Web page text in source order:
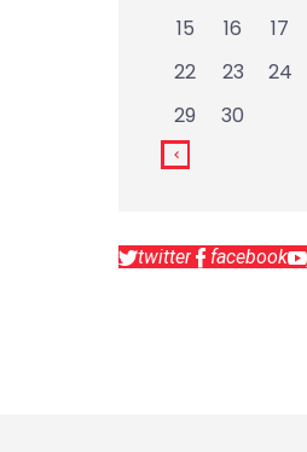
15
16 17
22
23 24
29
30
twitter facebook